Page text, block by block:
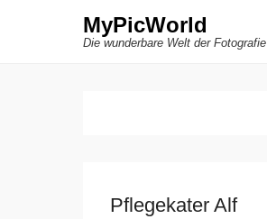
MyPicWorld
Die wunderbare Welt der Fotografie
Pflegekater Alf